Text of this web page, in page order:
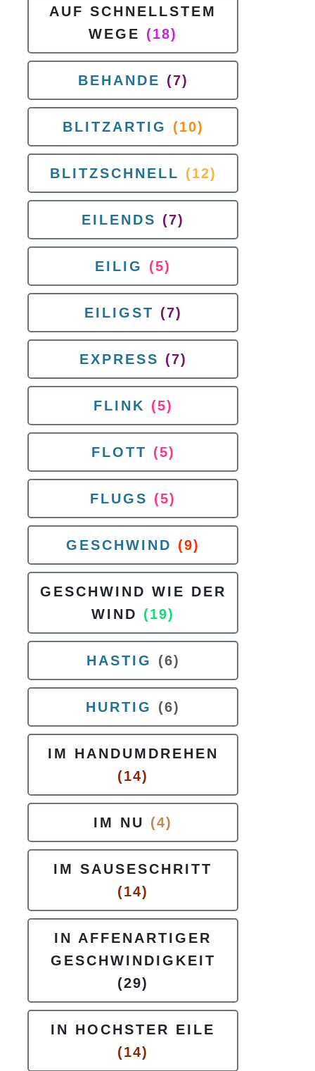
AUF SCHNELLSTEM
WEGE (18)
BEHANDE (7)
BLITZARTIG (10)
BLITZSCHNELL (12)
EILENDS (7)
EILIG (5)
EILIGST (7)
EXPRESS (7)
FLINK (5)
FLOTT (5)
FLUGS (5)
GESCHWIND (9)
GESCHWIND WIE DER
WIND (19)
HASTIG (6)
HURTIG (6)
IM HANDUMDREHEN
(14)
IM NU (4)
IM SAUSESCHRITT
(14)
IN AFFENARTIGER
GESCHWINDIGKEIT
(29)
IN HOCHSTER EILE
(14)